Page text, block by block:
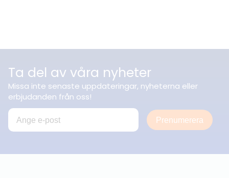
Ta del av våra nyheter
Missa inte senaste uppdateringar, nyheterna eller
erbjudanden från oss!
Prenumerera